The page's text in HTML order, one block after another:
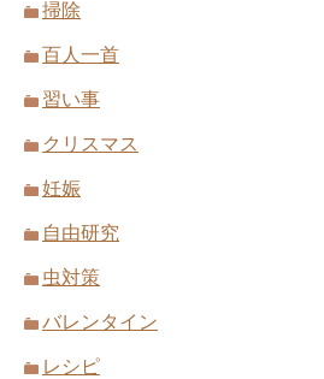
掃除
百人一首
習い事
クリスマス
妊娠
自由研究
虫対策
バレンタイン
レシピ